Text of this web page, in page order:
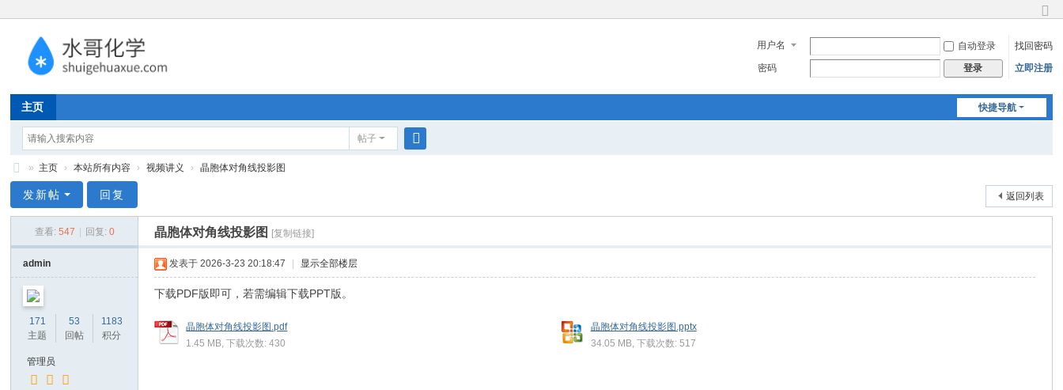
换
到
窄
用户名 自动登录
找回密码
密码
登录 立即注册
快捷导航
主页
帖子
哥
学
» 主页 › 本站所有内容 › 视频讲义 › 晶胞体对角线投影图
返回列表
发新帖 回复
查看: 547 回复: 0 晶胞体对角线投影图 [复制链接]
admin
171
主题
53
回帖
1183
积分
管理员
发表于 2026-3-23 20:18:47 显示全部楼层
下载PDF版即可，若需编辑下载PPT版。
晶胞体对角线投影图.pdf
1.45 MB, 下载次数: 430
晶胞体对角线投影图.pptx
34.05 MB, 下载次数: 517